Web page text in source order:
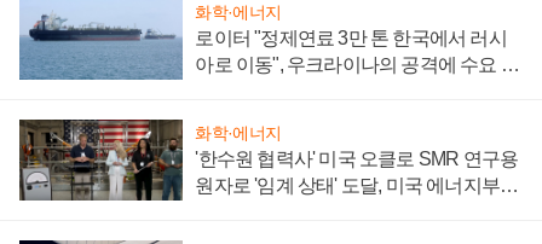
화학·에너지
로이터 "정제연료 3만 톤 한국에서 러시
아로 이동", 우크라이나의 공격에 수요 늘
화학·에너지
'한수원 협력사' 미국 오클로 SMR 연구용
원자로 '임계 상태' 도달, 미국 에너지부